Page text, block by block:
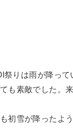
りは雨が降っ
も素敵でした。
初雪が降ったよ